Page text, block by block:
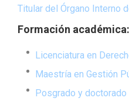
Titular del Órgano Interno
Formación académica:
Licenciatura en
Maestría en Gestión
Posgrado y